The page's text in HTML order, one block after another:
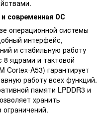
современная ОС
операционной системы
интерфейс,
и стабильную работу
8 ядрами и тактовой
Cortex-A53) гарантирует
работу всех функций.
памяти LPDDR3 и
хранить